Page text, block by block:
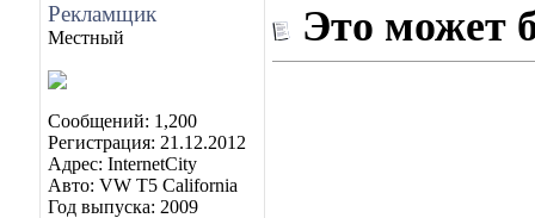
Рекламщик
Местный
Сообщений: 1,200
Регистрация: 21.12.2012
Адрес: InternetCity
Авто: VW T5 California
Год выпуска: 2009
Это может